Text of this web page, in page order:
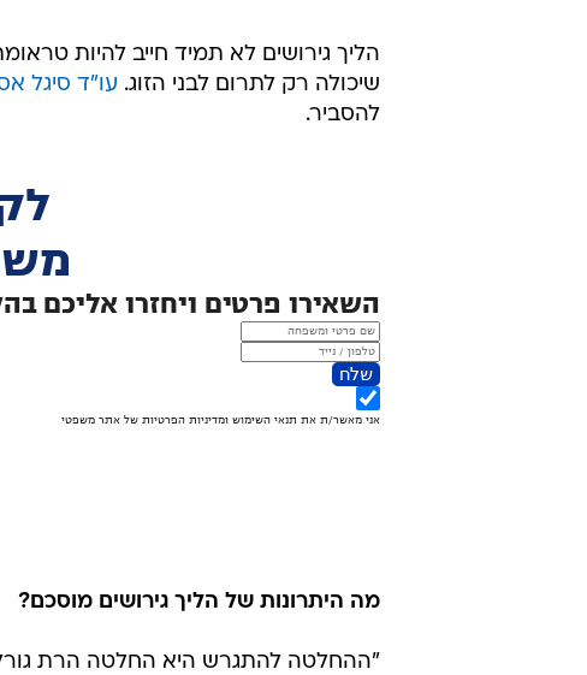
הליך גירושים לא תמיד חייב להיות
שיכולה רק לתרום לבני הזוג. עו"ד סיגל
להסביר.
מה היתרונות של הליך גירושים מוסכם?
"ההחלטה להתגרש היא החלטה הרת גורל